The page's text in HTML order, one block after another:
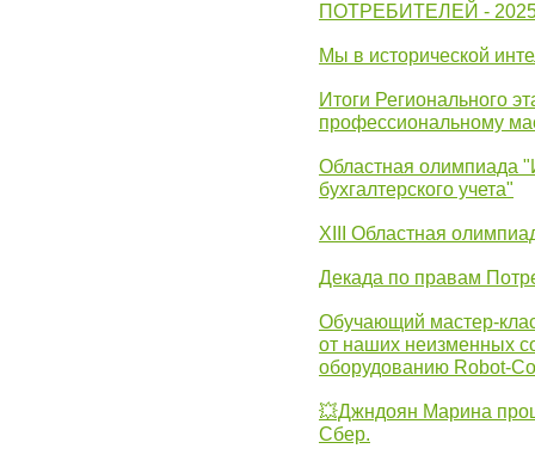
ПОТРЕБИТЕЛЕЙ -
Мы в исторической
Итоги Регионального
профессиональному
Областная олимпиада
бухгалтерского учета"
XIII Областная
Декада по правам
Обучающий мастер-
от наших неизменных
оборудованию Robot-
💥Джндоян Марина
Сбер.